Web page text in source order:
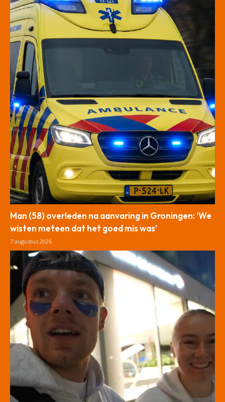
Man (58) overleden na aanvaring in Groningen: ‘We
wisten meteen dat het goed mis was’
7 augustus 2026